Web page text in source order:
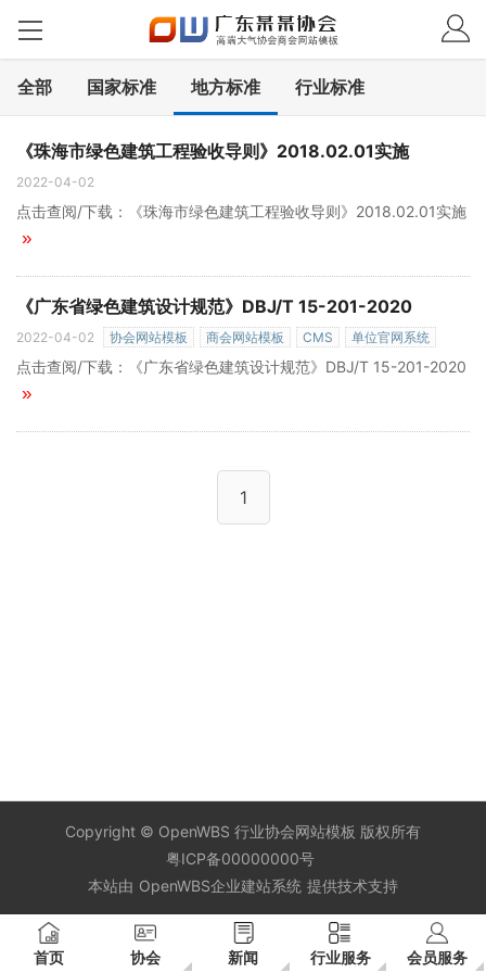
首页 协会 新闻 行业服务 会员服务
全部 国家标准 地方标准 行业标准
《珠海市绿色建筑工程验收导则》2018.02.01实施
2022-04-02
点击查阅/下载：《珠海市绿色建筑工程验收导则》2018.02.01实施
»
《广东省绿色建筑设计规范》DBJ/T 15-201-2020
2022-04-02 协会网站模板 商会网站模板 CMS 单位官网系统
点击查阅/下载：《广东省绿色建筑设计规范》DBJ/T 15-201-2020
»
1
Copyright © OpenWBS 行业协会网站模板 版权所有
粤ICP备00000000号
本站由 OpenWBS企业建站系统 提供技术支持